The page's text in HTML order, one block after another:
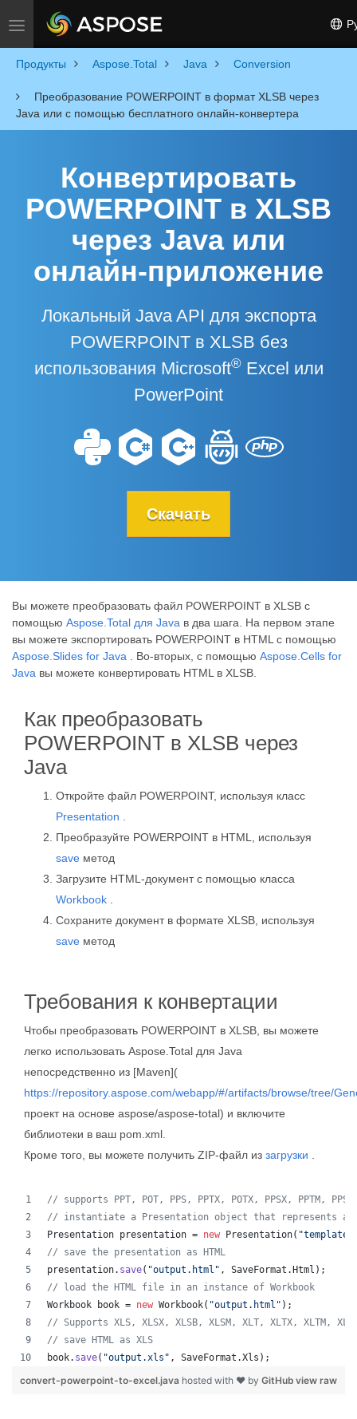
Toggle navigation
Продукты Aspose.Total Java Conversion
Преобразование POWERPOINT в формат XLSB через
Java или с помощью бесплатного онлайн-конвертера
Конвертировать
POWERPOINT в XLSB
через Java или
онлайн-приложение
Локальный Java API для экспорта
POWERPOINT в XLSB без
использования Microsoft®Excel или
PowerPoint
Скачать
Вы можете преобразовать файл POWERPOINT в XLSB с
помощью Aspose.Total для Java в два шага. На первом этапе
вы можете экспортировать POWERPOINT в HTML с помощью
Aspose.Slides for Java . Во-вторых, с помощью Aspose.Cells for
Java вы можете конвертировать HTML в XLSB.
Как преобразовать
POWERPOINT в XLSB через
Java
Откройте файл POWERPOINT, используя класс
Presentation
Преобразуйте POWERPOINT в HTML, используя
save метод
Загрузите HTML-документ с помощью класса
Workbook
Сохраните документ в формате XLSB, используя
save метод
Требования к конвертации
Чтобы преобразовать POWERPOINT в XLSB, вы можете
легко использовать Aspose.Total для Java
непосредственно из [Maven](
https://repository.aspose.com/webapp/#/artifacts/browse/tree/
проект на основе aspose/aspose-total) и включите
библиотеки в ваш pom.xml.
Кроме того, вы можете получить ZIP-файл из загрузки
// supports PPT, POT, PPS, PPTX, POTX, PPSX, PPTM,
// instantiate a Presentation object that represents a
Presentation presentation = new Presentation(
// save the presentation as HTML
presentation. save( "output.html" , SaveFormat . Html );
// load the HTML file in an instance of Workbook
Workbook
book = new Workbook( "output.html" );
// Supports XLS, XLSX, XLSB, XLSM, XLT, XLTX, XLTM,
// save HTML as XLS
book. save( "output.xls" , SaveFormat .Xls );
view raw
convert-powerpoint-to-excel.java hosted with ❤ by GitHub